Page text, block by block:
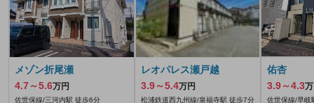
メゾン折尾瀬
4.7～5.6万円
佐世保線/三河内駅 徒歩6分
レオパレス瀬戸越
3.9～5.4万円
松浦鉄道西九州線/泉福寺駅 徒歩7分
佑杏
3.9～4.3
佐世保線/早岐